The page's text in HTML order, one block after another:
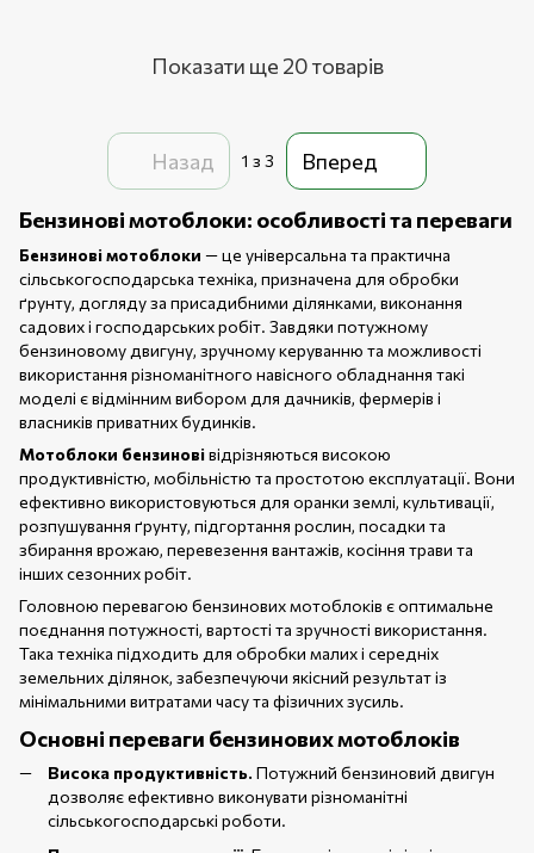
Показати ще 20 товарів
Назад 1 з 3 Вперед
Бензинові мотоблоки: особливості та переваги
Бензинові мотоблоки — це універсальна та практична
сільськогосподарська техніка, призначена для обробки
ґрунту, догляду за присадибними ділянками, виконання
садових і господарських робіт. Завдяки потужному
бензиновому двигуну, зручному керуванню та можливості
використання різноманітного навісного обладнання такі
моделі є відмінним вибором для дачників, фермерів і
власників приватних будинків.
Мотоблоки бензиновівідрізняються високою
продуктивністю, мобільністю та простотою експлуатації. Вони
ефективно використовуються для оранки землі, культивації,
розпушування ґрунту, підгортання рослин, посадки та
збирання врожаю, перевезення вантажів, косіння трави та
інших сезонних робіт.
Головною перевагою бензинових мотоблоків є оптимальне
поєднання потужності, вартості та зручності використання.
Така техніка підходить для обробки малих і середніх
земельних ділянок, забезпечуючи якісний результат із
мінімальними витратами часу та фізичних зусиль.
Основні переваги бензинових мотоблоків
Висока продуктивність. Потужний бензиновий двигун
дозволяє ефективно виконувати різноманітні
сільськогосподарські роботи.